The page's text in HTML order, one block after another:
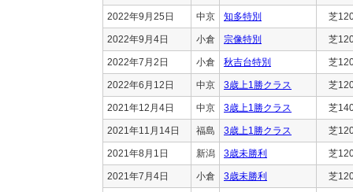
2022年9月25日 中京 知多特別 芝
2022年9月4日 小倉 宗像特別 芝
2022年7月2日 小倉 秋吉台特別 芝
2022年6月12日 中京 3歳上1勝クラス 芝
2021年12月4日 中京 3歳上1勝クラス 芝
2021年11月14日 福島 3歳上1勝クラス 芝
2021年8月1日 新潟 3歳未勝利 芝
2021年7月4日 小倉 3歳未勝利 芝